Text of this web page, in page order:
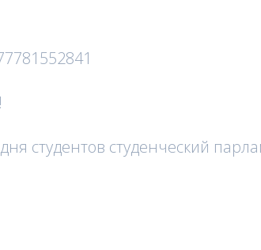
студентов студенческий